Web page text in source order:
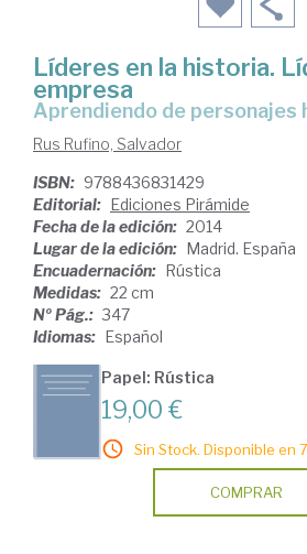
Líderes en la historia.
empresa
aprendiendo de
Rus Rufino, Salvador
ISBN: 9788436831429
Editorial: Ediciones Pirámide
Fecha de la edición: 2014
Lugar de la edición: Madrid. España
Encuadernación: Rústica
Medidas: 22 cm
Nº Pág.: 347
Idiomas: Español
Papel: Rústica
19,00 €
Sin Stock. Disponible en
COMPRAR